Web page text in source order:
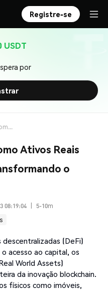
Registre-se
USDT
por
O que é Allo (RWA)? Como Ativos Reais Tokenizados Estão Transformando o Cripto em 2025
Ativos Reais
o
08:19:04
5-10m
(DeFi)
acesso ao capital, os
World Assets)
da inovação blockchain.
físicos como imóveis,